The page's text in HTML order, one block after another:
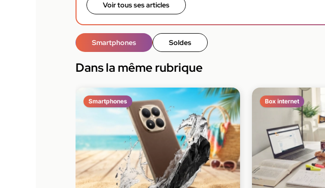
Voir tous ses articles
Smartphones Soldes
Dans la même rubrique
Smartphones Box internet